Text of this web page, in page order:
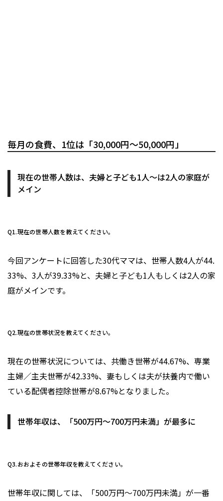
毎月の食費、1位は「30,000円～50,000円」
現在の世帯人数は、夫婦と子ども1人〜は2人の家庭が
メイン
Q1.現在の世帯人数を教えてください。
今回アンケートに回答した30代ママは、世帯人数4人が44.
33%、3人が39.33%と、夫婦と子ども1人もしくは2人の家
庭がメインです。
Q2.現在の世帯状況を教えてください。
現在の世帯状況については、共働き世帯が44.67%、専業
主婦／主夫世帯が42.33%、妻もしくは夫が扶養内で働い
ている配偶者控除世帯が8.67%となりました。
世帯年収は、「500万円～700万円未満」が最多に
Q3.おおよその世帯年収を教えてください。
世帯年収に関しては、「500万円～700万円未満」が一番